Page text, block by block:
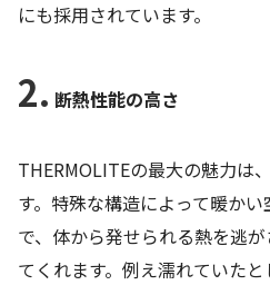
にも採用されています。
2. 断熱性能の高さ
THERMOLITEの最大の魅力は
す。特殊な構造によって暖か
で、体から発せられる熱を逃
てくれます。例え濡れていた